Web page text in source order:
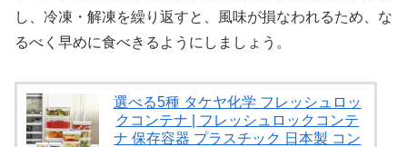
し、冷凍・解凍を繰り返すと、風味が損なわれるため、な
るべく早めに食べきるようにしましょう。
選べる5種 タケヤ化学 フレッシュロッ
クコンテナ | フレッシュロックコンテ
ナ 保存容器 プラスチック 日本製 コン